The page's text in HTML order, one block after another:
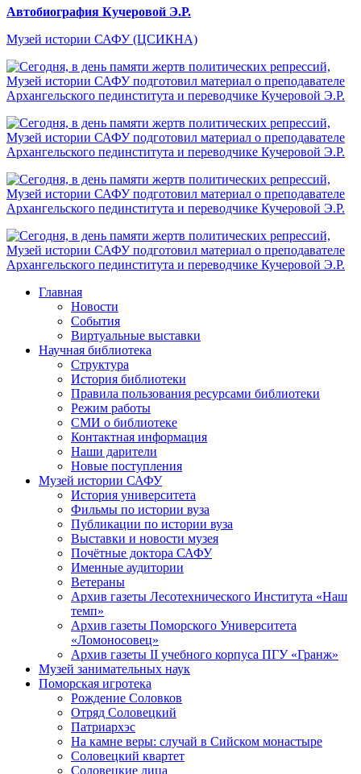
Автобиография Кучеровой Э.Р.
Музей истории САФУ (ЦСИКНА)
Главная
Новости
События
Виртуальные выставки
Научная библиотека
Структура
История библиотеки
Правила пользования ресурсами библиотеки
Режим работы
СМИ о библиотеке
Контактная информация
Наши дарители
Новые поступления
Музей истории САФУ
История университета
Фильмы по истории вуза
Публикации по истории вуза
Выставки и новости музея
Почётные доктора САФУ
Именные аудитории
Ветераны
Архив газеты Лесотехнического Института «Наш
темп»
Архив газеты Поморского Университета
«Ломоносовец»
Архив газеты II учебного корпуса ПГУ «Гранж»
Музей занимательных наук
Поморская игротека
Рождение Соловков
Отряд Соловецкий
Патриархэс
На камне веры: случай в Сийском монастыре
Соловецкий квартет
Соловецкие лица